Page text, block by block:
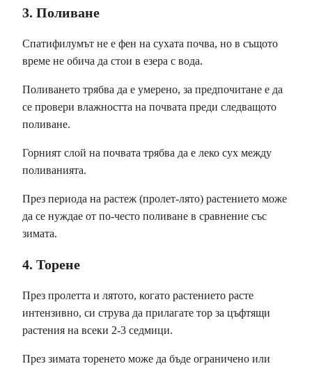
3. Поливане
Спатифилумът не е фен на сухата почва, но в същото
време не обича да стои в езера с вода.
Поливането трябва да е умерено, за предпочитане е да
се провери влажността на почвата преди следващото
поливане.
Горният слой на почвата трябва да е леко сух между
поливанията.
През периода на растеж (пролет-лято) растението може
да се нуждае от по-често поливане в сравнение със
зимата.
4. Торене
През пролетта и лятото, когато растението расте
интензивно, си струва да прилагате тор за цъфтящи
растения на всеки 2-3 седмици.
През зимата торенето може да бъде ограничено или